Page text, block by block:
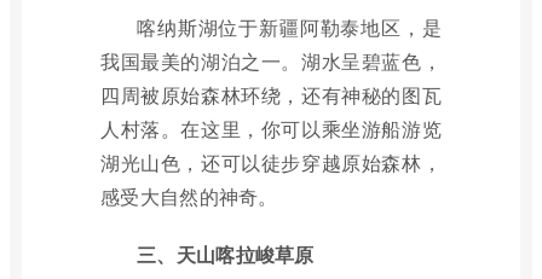
喀纳斯湖位于新疆阿勒泰地区，是
我国最美的湖泊之一。湖水呈碧蓝色，
四周被原始森林环绕，还有神秘的图瓦
人村落。在这里，你可以乘坐游船游览
湖光山色，还可以徒步穿越原始森林，
感受大自然的神奇。
三、天山喀拉峻草原